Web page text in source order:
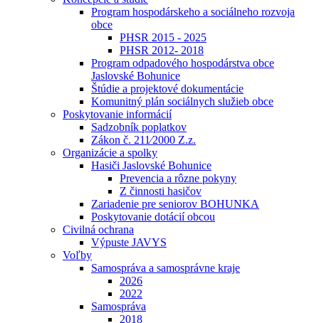
Program hospodárskeho a sociálneho rozvoja
obce
PHSR 2015 - 2025
PHSR 2012- 2018
Program odpadového hospodárstva obce
Jaslovské Bohunice
Štúdie a projektové dokumentácie
Komunitný plán sociálnych služieb obce
Poskytovanie informácií
Sadzobník poplatkov
Zákon č. 211⁄2000 Z.z.
Organizácie a spolky
Hasiči Jaslovské Bohunice
Prevencia a rôzne pokyny
Z činnosti hasičov
Zariadenie pre seniorov BOHUNKA
Poskytovanie dotácií obcou
Civilná ochrana
Výpuste JAVYS
Voľby
Samospráva a samosprávne kraje
2026
2022
Samospráva
2018